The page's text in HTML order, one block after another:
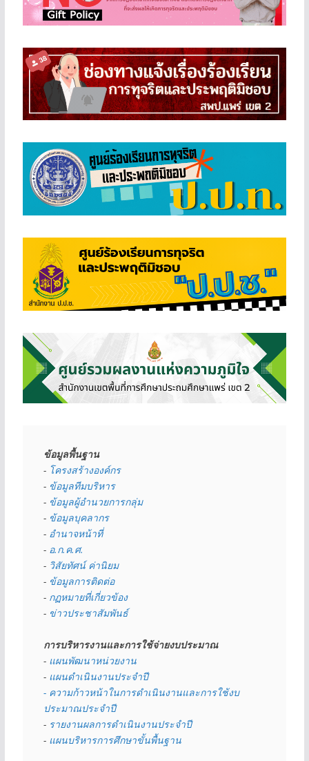
ข้อมูลพื้นฐาน
- โครงสร้างองค์กร
- ข้อมูลทีมบริหาร
- ข้อมูลผู้อำนวยการกลุ่ม
- ข้อมูลบุคลากร
- อำนาจหน้าที่
- อ.ก.ค.ศ.
- วิสัยทัศน์ ค่านิยม
- ข้อมูลการติดต่อ
- กฏหมายที่เกี่ยวข้อง
- ข่าวประชาสัมพันธ์
การบริหารงานและการใช้จ่ายงบประมาณ
- แผนพัฒนาหน่วยงาน
- แผนดำเนินงานประจำปี
- ความก้าวหน้าในการดำเนินงานและการใช้งบ
ประมาณประจำปี
- รายงานผลการดำเนินงานประจำปี
- แผนบริหารการศึกษาขั้นพื้นฐาน